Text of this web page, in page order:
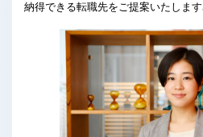
納得できる転職先をご提案いたします